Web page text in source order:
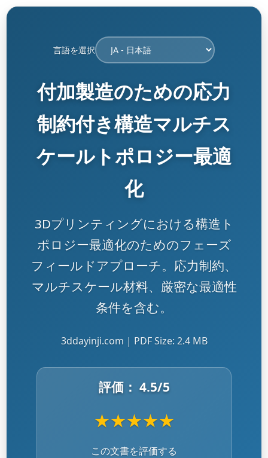
言語を選択
付加製造のための応力
制約付き構造マルチス
ケールトポロジー最適
化
3Dプリンティングにおける構造ト
ポロジー最適化のためのフェーズ
フィールドアプローチ。応力制約、
マルチスケール材料、厳密な最適性
条件を含む。
3ddayinji.com | PDF Size: 2.4 MB
評価： 4.5/5
★★★★★
この文書を評価する